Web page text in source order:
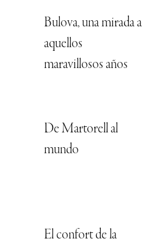
Bulova, una mirada a
aquellos
maravillosos años
De Martorell al
mundo
El confort de la